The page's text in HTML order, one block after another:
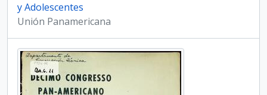
y Adolescentes
Unión Panamericana